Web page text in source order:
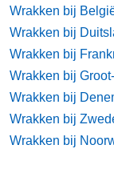
Wrakken bij
Wrakken bij
Wrakken bij
Wrakken bij
Wrakken bij
Wrakken bij
Wrakken bij